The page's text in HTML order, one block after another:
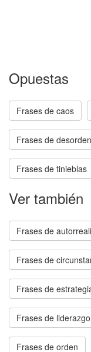
Opuestas
Frases de caos
Frases de desorden
Frases de tinieblas
Ver también
Frases de
Frases de
Frases de
Frases de liderazgo
Frases de orden